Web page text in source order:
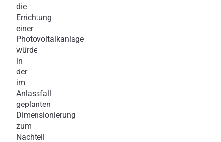
die
Errichtung
einer
Photovoltaikanlage
würde
in
der
im
Anlassfall
geplanten
Dimensionierung
zum
Nachteil